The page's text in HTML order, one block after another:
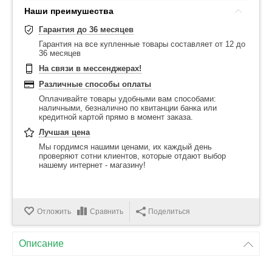
Наши преимушества
Гарантия до 36 месяцев
Гарантия на все купленные товары составляет от 12 до
36 месяцев
На связи в мессенджерах!
Различные способы оплаты
Оплачивайте товары удобными вам способами:
наличными, безналично по квитанции банка или
кредитной картой прямо в момент заказа.
Лучшая цена
Мы гордимся нашими ценами, их каждый день
проверяют сотни клиентов, которые отдают выбор
нашему интернет - магазину!
Отложить Сравнить Поделиться
Описание